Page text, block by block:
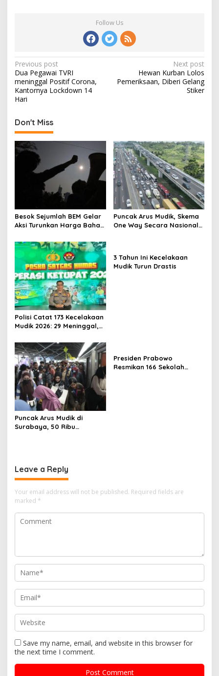
Follow Us
Post
navigation
Previous post
Dua Pegawai TVRI
meninggal Positif Corona,
Kantornya Lockdown 14
Hari
Next post
Hewan Kurban Lolos
Pemeriksaan, Diberi Gelang
Stiker
Don't Miss
Besok Sejumlah BEM Gelar
Aksi Turunkan Harga Bahan
Puncak Arus Mudik, Skema
One Way Secara Nasional
Polisi Catat 173 Kecelakaan
Mudik 2026: 29 Meninggal,
Luka Ringan
3 Tahun Ini Kecelakaan
Mudik Turun Drastis
Puncak Arus Mudik di
Surabaya, 50 Ribu
Presiden Prabowo
Resmikan 166 Sekolah
Leave a Reply
Your email address will not be published. Required fields are
marked *
Save my name, email, and website in this browser for
the next time I comment.